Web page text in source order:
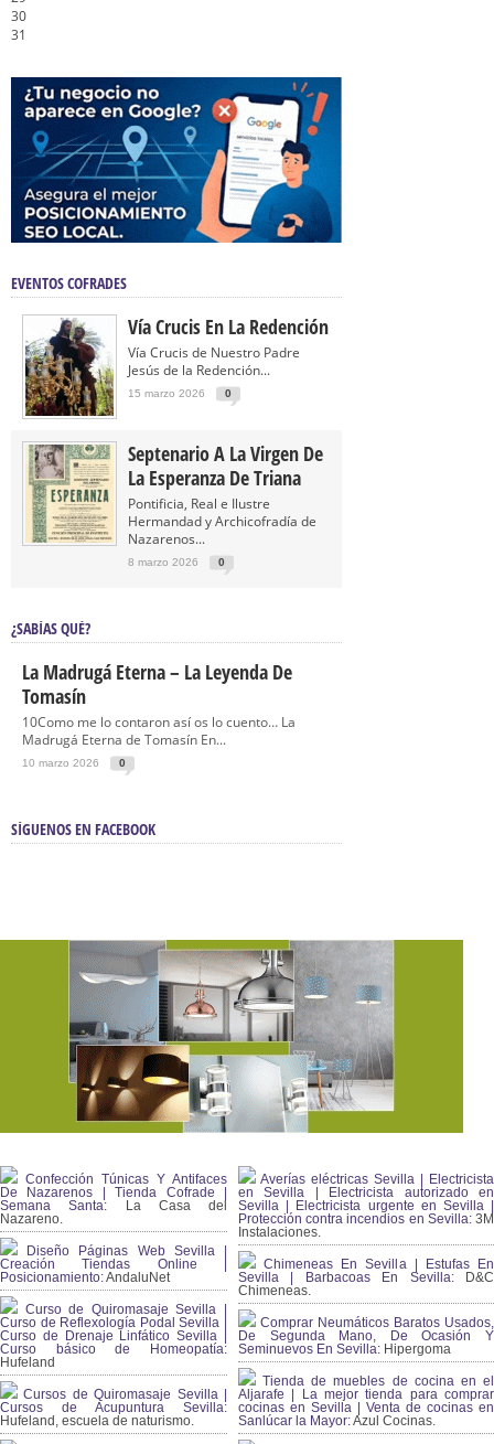
30
31
EVENTOS COFRADES
Vía Crucis En La Redención
Vía Crucis de Nuestro Padre
Jesús de la Redención...
15 marzo 2026 0
Septenario A La Virgen De
La Esperanza De Triana
Pontificia, Real e Ilustre
Hermandad y Archicofradía de
Nazarenos...
8 marzo 2026 0
¿SABÍAS QUÉ?
La Madrugá Eterna – La Leyenda De
Tomasín
10Como me lo contaron así os lo cuento… La
Madrugá Eterna de Tomasín En...
10 marzo 2026 0
SÍGUENOS EN FACEBOOK
Confección Túnicas Y Antifaces
De Nazarenos | Tienda Cofrade |
Semana Santa: La Casa del
Nazareno.
Diseño Páginas Web Sevilla |
Creación Tiendas Online |
Posicionamiento:AndaluNet
Curso de Quiromasaje Sevilla |
Curso de Reflexología Podal Sevilla |
Curso de Drenaje Linfático Sevilla |
Curso básico de Homeopatía:
Hufeland
Cursos de Quiromasaje Sevilla |
Cursos de Acupuntura Sevilla:
Hufeland, escuela de naturismo.
Averías eléctricas Sevilla | Electricista
en Sevilla | Electricista autorizado en
Sevilla | Electricista urgente en Sevilla |
Protección contra incendios en Sevilla:3M
Instalaciones.
Chimeneas En Sevilla | Estufas En
Sevilla | Barbacoas En Sevilla:D&C
Chimeneas.
Comprar Neumáticos Baratos Usados,
De Segunda Mano, De Ocasión Y
Seminuevos En Sevilla: Hipergoma
Tienda de muebles de cocina en el
Aljarafe | La mejor tienda para comprar
cocinas en Sevilla | Venta de cocinas en
Sanlúcar la Mayor:Azul Cocinas.